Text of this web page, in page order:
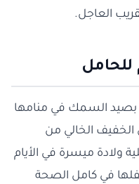
العاجل.
بصيد السمك في منامها
الخالي من
ولادة ميسرة في الأيام
في كامل الصحة